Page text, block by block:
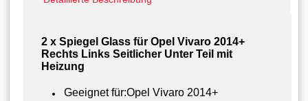
2 x Spiegel Glass für Opel Vivaro 2014+
Rechts Links Seitlicher Unter Teil mit
Heizung
Geeignet für:Opel Vivaro 2014+